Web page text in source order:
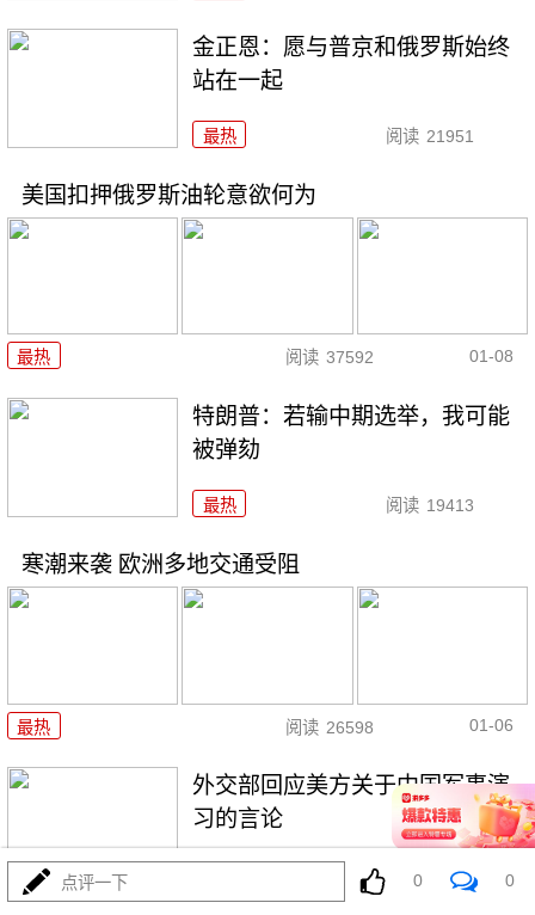
金正恩：愿与普京和俄罗斯始终
站在一起
最热 阅读 21951
美国扣押俄罗斯油轮意欲何为
最热 阅读 37592 01-08
特朗普：若输中期选举，我可能
被弹劾
最热 阅读 19413
寒潮来袭 欧洲多地交通受阻
最热 阅读 26598 01-06
外交部回应美方关于中国军事演
习的言论
阅读 22632
点评一下 0 0